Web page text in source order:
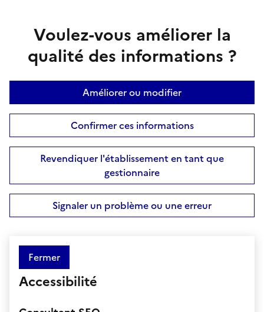
Voulez-vous améliorer la
qualité des informations ?
Améliorer ou modifier
Confirmer ces informations
Revendiquer l'établissement en tant que
gestionnaire
Signaler un problème ou une erreur
Fermer
Accessibilité